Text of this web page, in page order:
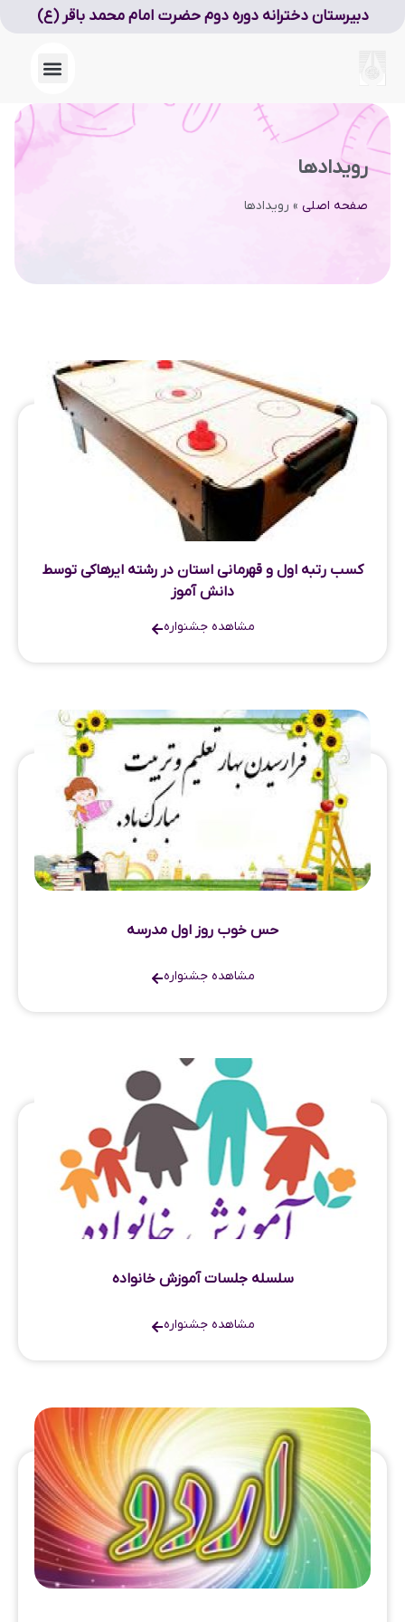
دبیرستان دخترانه دوره دوم حضرت امام محمد باقر (ع)
رویدادها
صفحه اصلی » رویدادها
کسب رتبه اول و قهرمانی استان در رشته ایرهاکی توسط
دانش آموز
مشاهده جشنواره
حس خوب روز اول مدرسه
مشاهده جشنواره
سلسله جلسات آموزش خانواده
مشاهده جشنواره